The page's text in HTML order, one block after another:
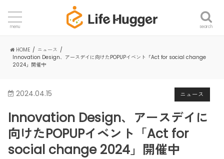
search
menu
HOME
ニュース
Innovation Design、アースデイに向けたPOPUPイベント「Act for social change
2024」開催中
ニュース
2024.04.15
Innovation Design、アースデイに
向けたPOPUPイベント「Act for
social change 2024」開催中